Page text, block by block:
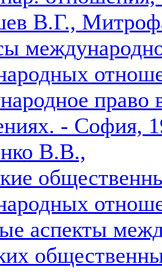
В.Г.,
право
- София,
В.В.,
аспекты